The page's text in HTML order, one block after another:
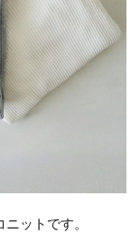
ットです。